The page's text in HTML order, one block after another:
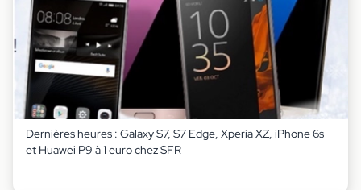
Dernières heures : Galaxy S7, S7 Edge, Xperia XZ, iPhone 6s
et Huawei P9 à 1 euro chez SFR